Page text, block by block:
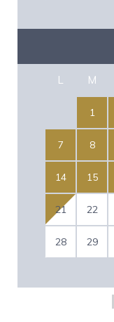
L M
1
7 8
14 15
21 22
28 29